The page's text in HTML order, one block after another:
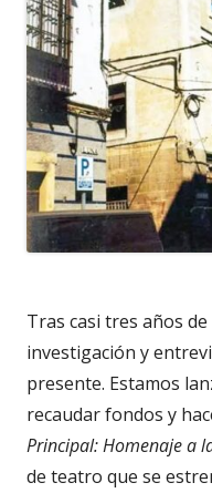
Tras casi tres años
investigación y
presente. Estamos
recaudar fondos y
Principal: Homenaje a
de teatro que se